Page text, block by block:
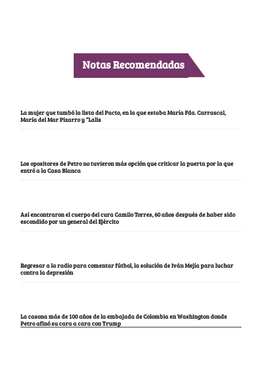
Notas Recomendadas
La mujer que tumbó la lista del Pacto, en la que estaba María Fda. Carrascal,
María del Mar Pizarro y “Lalis
Los opositores de Petro no tuvieron más opción que criticar la puerta por la que
entró a la Casa Blanca
Así encontraron el cuerpo del cura Camilo Torres, 60 años después de haber sido
escondido por un general del Ejército
Regresar a la radio para comentar fútbol, la solución de Iván Mejía para luchar
contra la depresión
La casona más de 100 años de la embajada de Colombia en Washington donde
Petro afinó su cara a cara con Trump